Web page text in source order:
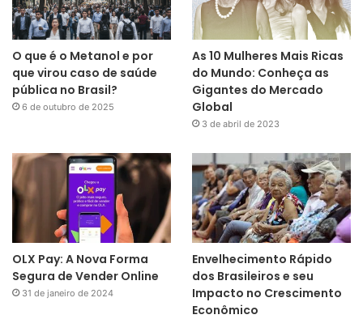
O que é o Metanol e por
que virou caso de saúde
pública no Brasil?
6 de outubro de 2025
As 10 Mulheres Mais Ricas
do Mundo: Conheça as
Gigantes do Mercado
Global
3 de abril de 2023
OLX Pay: A Nova Forma
Segura de Vender Online
31 de janeiro de 2024
Envelhecimento Rápido
dos Brasileiros e seu
Impacto no Crescimento
Econômico